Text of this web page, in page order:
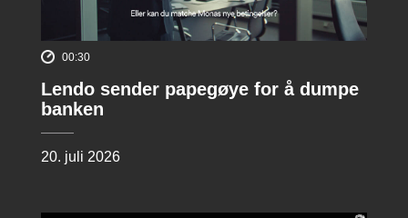
00:30
Lendo sender papegøye for å dumpe
banken
20. juli 2026